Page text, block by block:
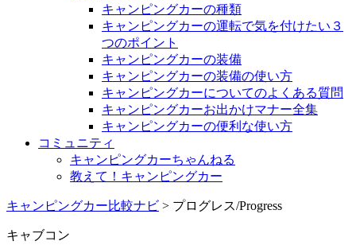
キャンピングカーの種類
キャンピングカーの運転で気を付けたい３
つのポイント
キャンピングカーの装備
キャンピングカーの装備の使い方
キャンピングカーについてのよくある質問
キャンピングカーお出かけマナー全集
キャンピングカーの便利な使い方
コミュニティ
キャンピングカーちゃんねる
教えて！キャンピングカー
キャンピングカー比較ナビ > プログレス/Progress
キャブコン